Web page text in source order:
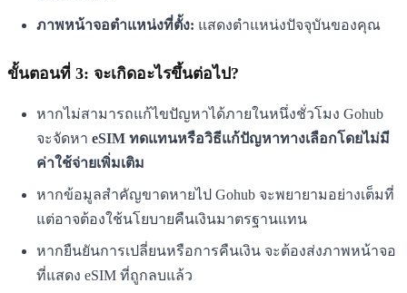
ภาพหน้าจอตำแหน่งที่ตั้ง: แสดงตำแหน่งปัจจุบันของคุณ
ขั้นตอนที่ 3: จะเกิดอะไรขึ้นต่อไป?
หากไม่สามารถแก้ไขปัญหาได้ภายในหนึ่งชั่วโมง Gohub
จะจัดหา eSIM ทดแทนหรือวิธีแก้ปัญหาทางเลือกโดยไม่มี
ค่าใช้จ่ายเพิ่มเติม
หากข้อมูลสำคัญขาดหายไป Gohub จะพยายามอย่างเต็มที่
แต่อาจต้องใช้นโยบายคืนเงินมาตรฐานแทน
หากยืนยันการเปลี่ยนหรือการคืนเงิน จะต้องส่งภาพหน้าจอ
ที่แสดง eSIM ที่ถูกลบแล้ว